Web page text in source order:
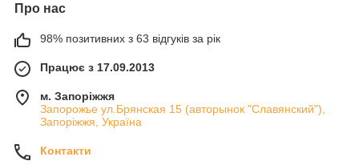
Про нас
98% позитивних з 63 відгуків за рік
Працює з 17.09.2013
м. Запоріжжя
Запорожье ул.Брянская 15 (авторынок "Славянский"),
Запоріжжя, Україна
Контакти